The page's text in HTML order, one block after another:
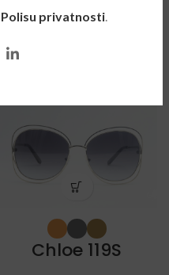
Polisu privatnosti.
Chloe 119S